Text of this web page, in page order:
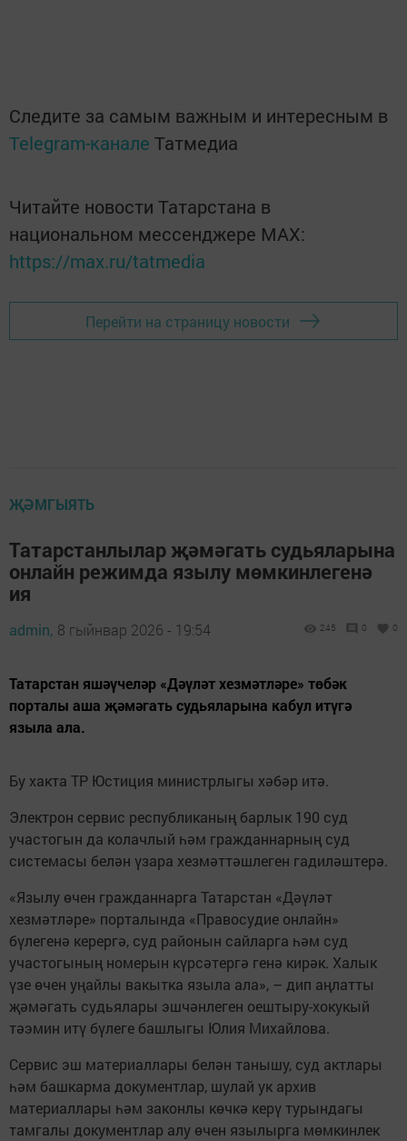
Следите за самым важным и интересным в
Telegram-канале Татмедиа
Читайте новости Татарстана в
национальном мессенджере MАХ:
https://max.ru/tatmedia
Перейти на страницу новости
ҖӘМГЫЯТЬ
Татарстанлылар җәмәгать судьяларына
онлайн режимда язылу мөмкинлегенә
ия
admin, 8 гыйнвар 2026 - 19:54 245 0 0
Татарстан яшәүчеләр «Дәүләт хезмәтләре» төбәк
порталы аша җәмәгать судьяларына кабул итүгә
языла ала.
Бу хакта ТР Юстиция министрлыгы хәбәр итә.
Электрон сервис республиканың барлык 190 суд
участогын да колачлый һәм гражданнарның суд
системасы белән үзара хезмәттәшлеген гадиләштерә.
«Язылу өчен гражданнарга Татарстан «Дәүләт
хезмәтләре» порталында «Правосудие онлайн»
бүлегенә керергә, суд районын сайларга һәм суд
участогының номерын күрсәтергә генә кирәк. Халык
үзе өчен уңайлы вакытка языла ала», – дип аңлатты
җәмәгать судьялары эшчәнлеген оештыру-хокукый
тәэмин итү бүлеге башлыгы Юлия Михайлова.
Сервис эш материаллары белән танышу, суд актлары
һәм башкарма документлар, шулай ук архив
материаллары һәм законлы көчкә керү турындагы
тамгалы документлар алу өчен язылырга мөмкинлек